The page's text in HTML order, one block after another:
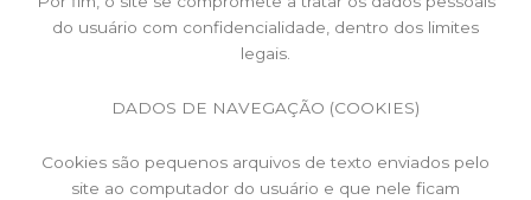
do usuário com confidencialidade, dentro dos limites
legais.
DADOS DE NAVEGAÇÃO (COOKIES)
Cookies são pequenos arquivos de texto enviados pelo
site ao computador do usuário e que nele ficam